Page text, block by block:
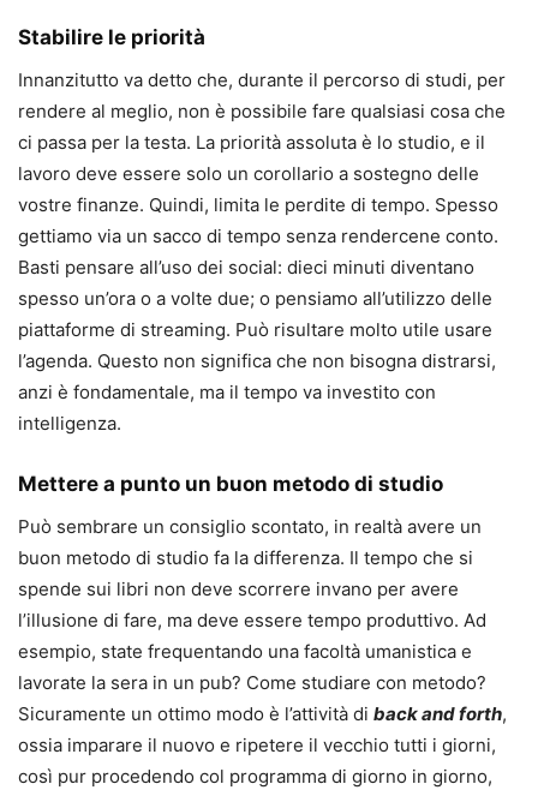
Stabilire le priorità
Innanzitutto va detto che, durante il percorso di studi, per
rendere al meglio, non è possibile fare qualsiasi cosa che
ci passa per la testa. La priorità assoluta è lo studio, e il
lavoro deve essere solo un corollario a sostegno delle
vostre finanze. Quindi, limita le perdite di tempo. Spesso
gettiamo via un sacco di tempo senza rendercene conto.
Basti pensare all’uso dei social: dieci minuti diventano
spesso un’ora o a volte due; o pensiamo all’utilizzo delle
piattaforme di streaming. Può risultare molto utile usare
l’agenda. Questo non significa che non bisogna distrarsi,
anzi è fondamentale, ma il tempo va investito con
intelligenza.
Mettere a punto un buon metodo di studio
Può sembrare un consiglio scontato, in realtà avere un
buon metodo di studio fa la differenza. Il tempo che si
spende sui libri non deve scorrere invano per avere
l’illusione di fare, ma deve essere tempo produttivo. Ad
esempio, state frequentando una facoltà umanistica e
lavorate la sera in un pub? Come studiare con metodo?
Sicuramente un ottimo modo è l’attività di back and forth,
ossia imparare il nuovo e ripetere il vecchio tutti i giorni,
così pur procedendo col programma di giorno in giorno,